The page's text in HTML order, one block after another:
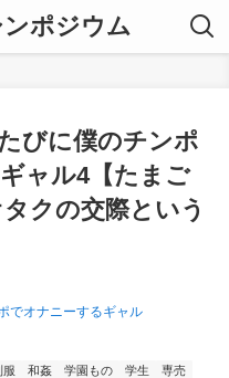
ポジウム
びに僕のチンポ
ャル4【たまご
クの交際という
でオナニーするギャル
服 和姦 学園もの 学生
専売